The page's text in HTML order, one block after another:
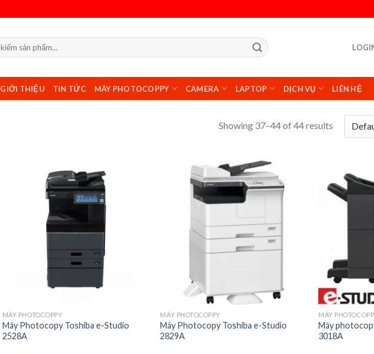
GIỚI THIỆU TIN TỨC MÁY PHOTOCOPPY CAMERA LAPTOP DỊCH VỤ LIÊN HỆ
Showing 37–44 of 44 results
MÁY PHOTOCOPPY
Máy Photocopy Toshiba e-Studio
2528A
MÁY PHOTOCOPPY
Máy Photocopy Toshiba e-Studio
2829A
MÁY
Máy
3018A